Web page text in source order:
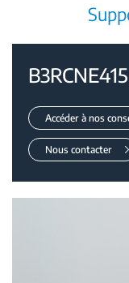
Accéder à nos
Nous contacter